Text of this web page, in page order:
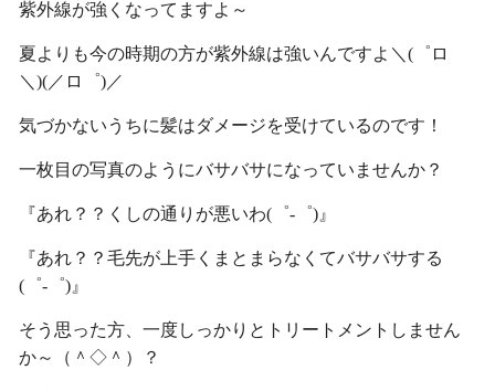
紫外線が強くなってますよ～
夏よりも今の時期の方が紫外線は強いんですよ＼(゜ロ
＼)(／ロ゜)／
気づかないうちに髪はダメージを受けているのです！
一枚目の写真のようにバサバサになっていませんか？
『あれ？？くしの通りが悪いわ(゜-゜)』
『あれ？？毛先が上手くまとまらなくてバサバサする
(゜-゜)』
そう思った方、一度しっかりとトリートメントしません
か～（＾◇＾）？